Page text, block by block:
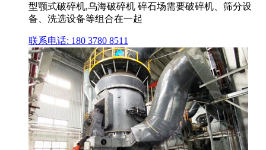
型颚式破碎机,乌海破碎机 碎石场需要破碎机、筛分设
备、洗选设备等组合在一起
联系电话: 180 3780 8511